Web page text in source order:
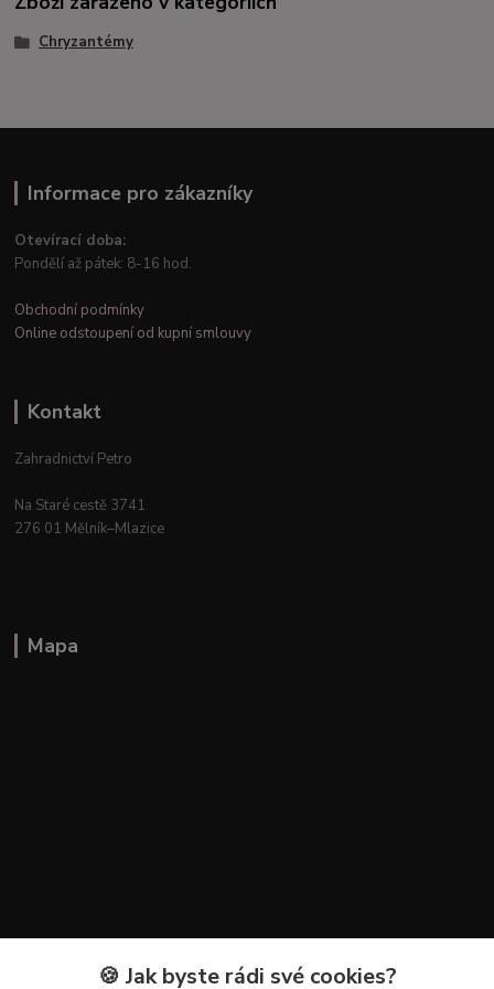
Chryzantémy
Informace pro zákazníky
Otevírací doba:
Pondělí až pátek: 8-16 hod.
Obchodní podmínky
Online odstoupení od kupní smlouvy
Kontakt
Zahradnictví Petro
Na Staré cestě 3741
276 01 Mělník–Mlazice
Mapa
Kontakty🍪 Jak byste rádi své cookies?